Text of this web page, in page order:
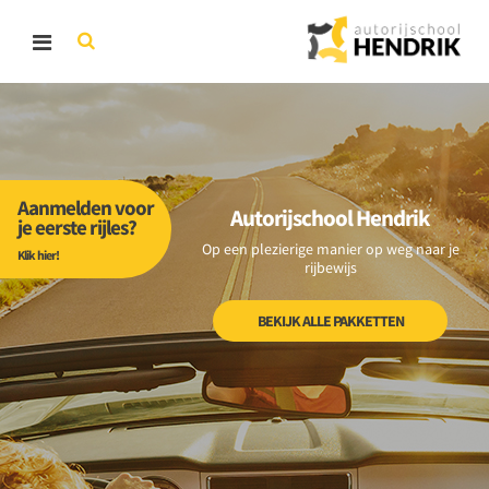
Aanmelden voor
je eerste rijles?
Klik hier!
Autorijschool Hendrik
Op een plezierige manier op weg naar je
rijbewijs
BEKIJK ALLE PAKKETTEN